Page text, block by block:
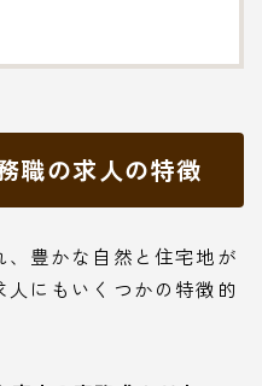
職の求人の特徴
豊かな自然と住宅地が
にもいくつかの特徴的